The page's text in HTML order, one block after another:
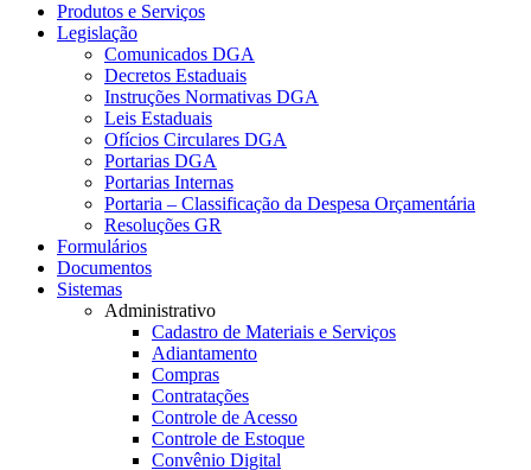
Produtos e Serviços
Legislação
Comunicados DGA
Decretos Estaduais
Instruções Normativas DGA
Leis Estaduais
Ofícios Circulares DGA
Portarias DGA
Portarias Internas
Portaria – Classificação da Despesa Orçamentária
Resoluções GR
Formulários
Documentos
Sistemas
Administrativo
Cadastro de Materiais e Serviços
Adiantamento
Compras
Contratações
Controle de Acesso
Controle de Estoque
Convênio Digital